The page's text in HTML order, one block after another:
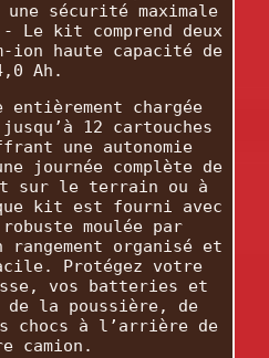
sécurité maximale
kit comprend deux
haute capacité de
Ah.
entièrement chargée
12 cartouches
une autonomie
journée complète de
sur le terrain ou à
kit est fourni avec
moulée par
organisé et
Protégez votre
vos batteries et
de la poussière, de
chocs à l’arrière de
camion.